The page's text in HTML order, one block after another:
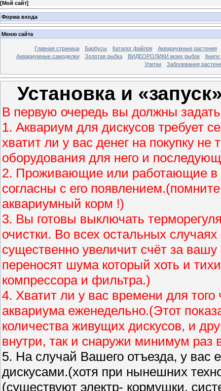
[Мой сайт]
Форма входа
Меню сайта
Главная страница Барбусы Каталог файлов
Аквариумные растения
Аквариумные самоделки
Золотая рыбка ВИДЕОРОЛИКИ моих рыбок
Улитки
Заболевания
Установка и
В первую очередь вы должны
1. Аквариум для дискусов требует
хватит ли у вас денег на покупку
оборудования для него и
2. Проживающие или работающие в
согласны с его
аквариумный корм !)
3. Вы готовы выключать
очистки. Во всех остальных
существенно увеличит счёт за
переносят шума который хоть и
компрессора и фильтра.)
4. Хватит ли у вас времени для
аквариума еженедельно.(Этот
количества живущих дискусов, и
внутри, так и снаружи минимум раз
5. На случай Вашего отъезда, у вас
дискусами.(хотя при нынешних
(существуют электр- кормушки,